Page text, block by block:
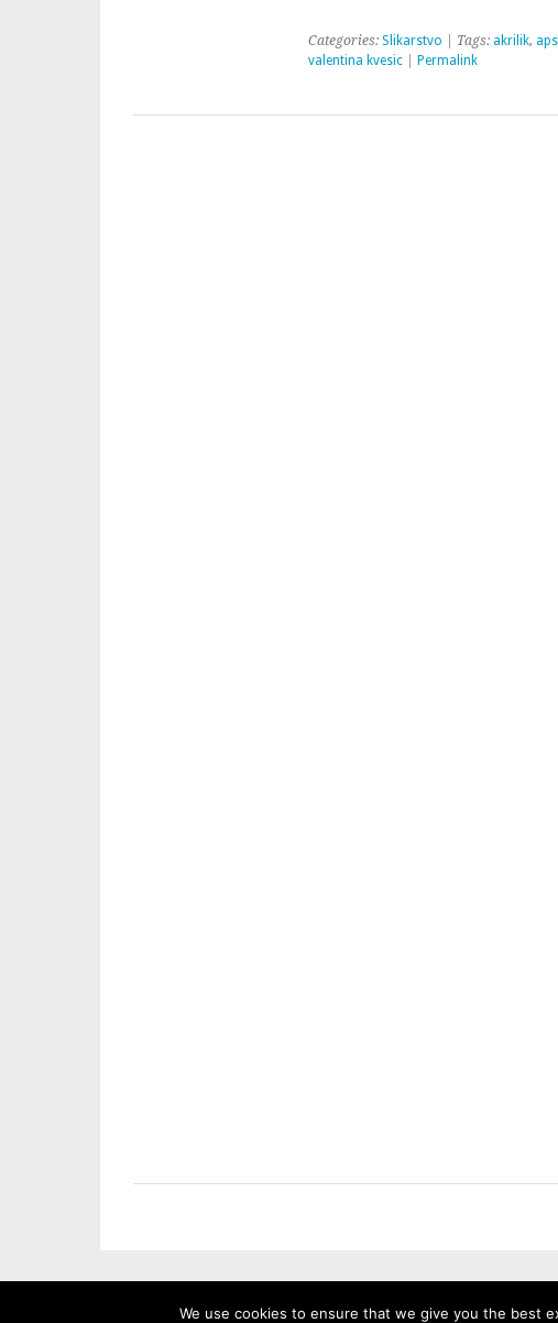
Categories: Slikarstvo | Tags: akrilik,
valentina kvesic| Permalink
© 2013
We use cookies to ensure that we give you the best